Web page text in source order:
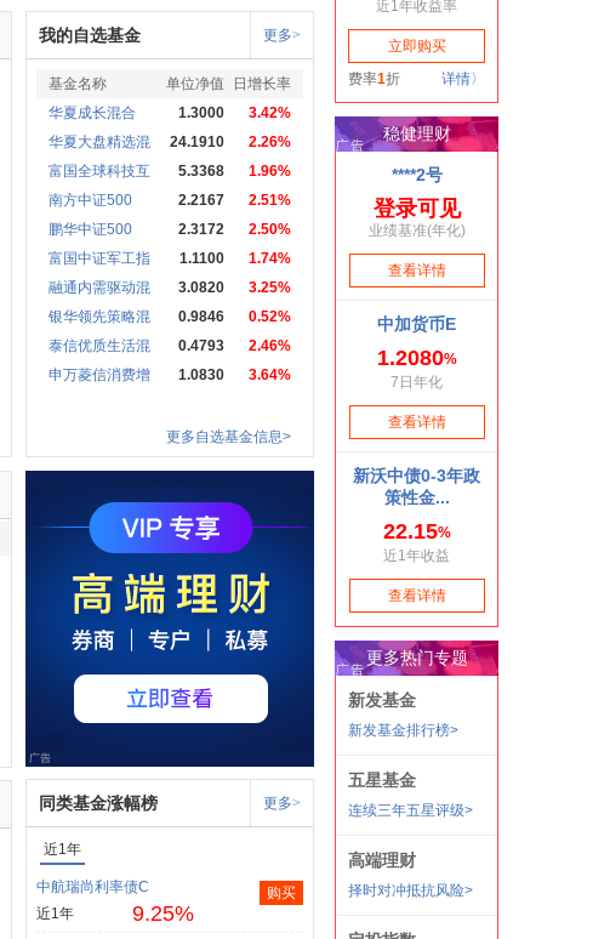
我的自选基金 更多>
基金名称 单位净值
日增长率
华夏成长混合
1.3000
3.42%
华夏大盘精选混
24.1910
2.26%
富国全球科技互
5.3368
1.96%
南方中证500
2.2167
2.51%
鹏华中证500
2.3172
2.50%
富国中证军工指
1.1100
1.74%
融通内需驱动混
3.0820
3.25%
银华领先策略混
0.9846
0.52%
泰信优质生活混
0.4793
2.46%
申万菱信消费增
1.0830 3.64%
更多自选基金信息>
同类基金涨幅榜 更多>
近1年
中航瑞尚利率债C
近1年
9.25%
购买